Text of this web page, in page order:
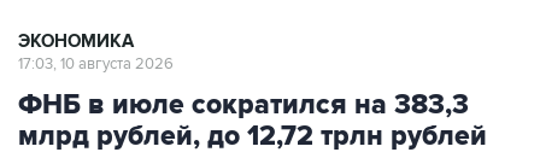
ЭКОНОМИКА
17:03, 10 августа 2026
ФНБ в июле сократился на 383,3
млрд рублей, до 12,72 трлн рублей